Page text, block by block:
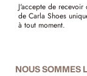
J'accepte de
de Carla Shoes
à tout moment.
NOUS SOMMES